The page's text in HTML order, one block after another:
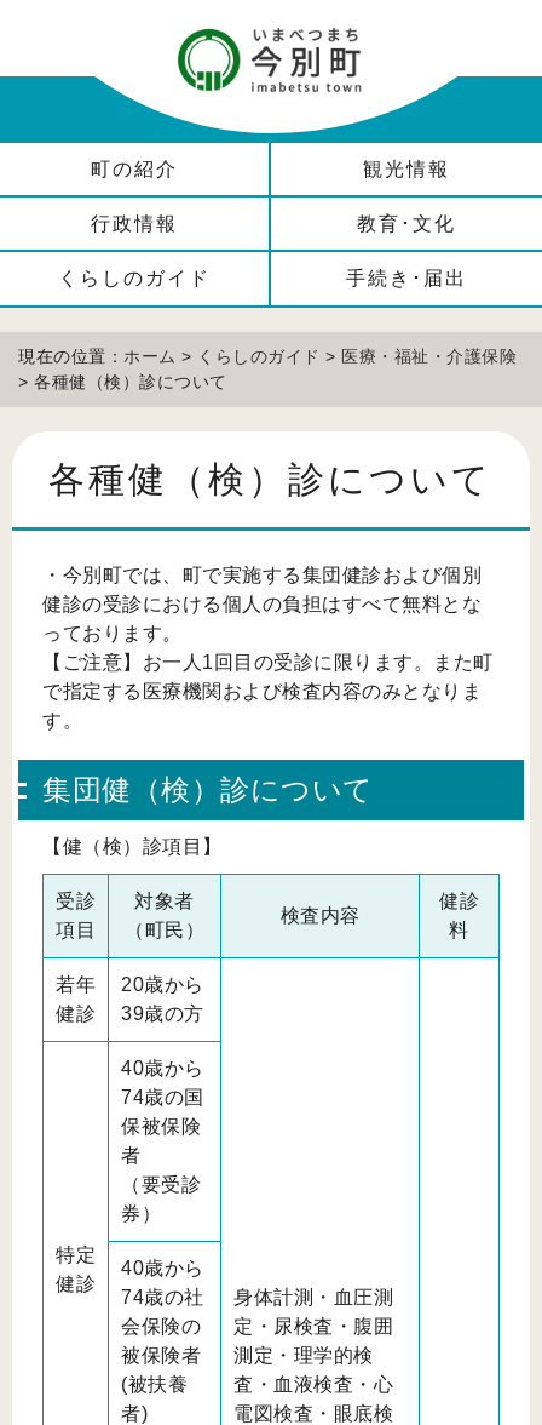
町の紹介 観光情報
行政情報 教育･文化
くらしのガイド 手続き･届出
現在の位置： ホーム > くらしのガイド > 医療・福祉・介護保険
> 各種健（検）診について
各種健（検）診について
・今別町では、町で実施する集団健診および個別
健診の受診における個人の負担はすべて無料とな
っております。
【ご注意】お一人1回目の受診に限ります。また町
で指定する医療機関および検査内容のみとなりま
す。
集団健（検）診について
【健（検）診項目】
受診
項目
対象者
（町民）
検査内容
健診
料
若年
健診
20歳から
39歳の方
身体計測・血圧測
定・尿検査・腹囲
測定・理学的検
査・血液検査・心
電図検査・眼底検
特定
健診
40歳から
74歳の国
保被保険
者
（要受診
券）
40歳から
74歳の社
会保険の
被保険者
(被扶養
者)